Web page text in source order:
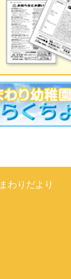
誕生日会
敬老の日
国民の休日
秋分の日
わりだより